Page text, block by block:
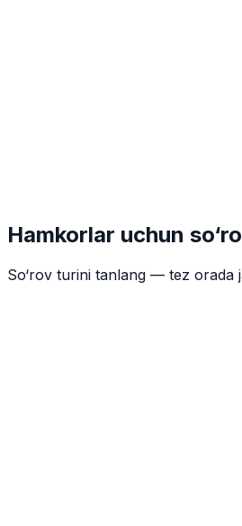
Hamkorlar uchun
So‘rov turini tanlang — tez orada